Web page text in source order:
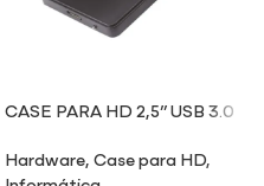
CASE PARA HD 2,5” USB 3.0
Hardware,Case para HD,